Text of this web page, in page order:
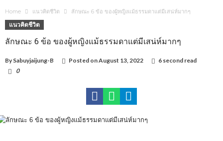
Home แนวคิดชีวิต ลักษณะ 6 ข้อ ของผู้หญิงแม้ธรรมดาแต่มีเสน่ห์มากๆ
แนวคิดชีวิต
ลักษณะ 6 ข้อ ของผู้หญิงแม้ธรรมดาแต่มีเสน่ห์มากๆ
By Sabuyjaijung-B Posted onAugust 13, 2022
6 second read
0